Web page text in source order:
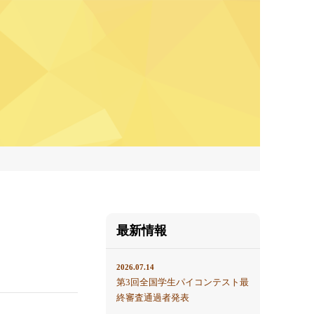
最新情報
2026.07.14
第3回全国学生パイコンテスト最
終審査通過者発表